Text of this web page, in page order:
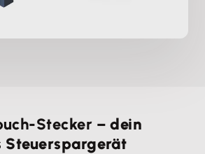
Stecker –dein
Steuerspargerät